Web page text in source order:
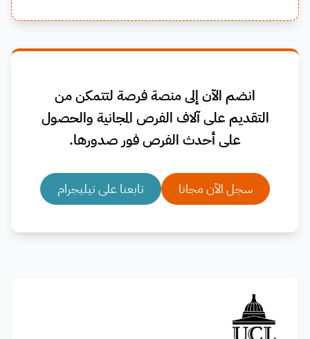
انضم الآن إلى منصة فرصة لتتمكن من
التقديم على آلاف الفرص المجانية والحصول
على أحدث الفرص فور صدورها.
سجل الآن مجانا تابعنا على تيليجرام